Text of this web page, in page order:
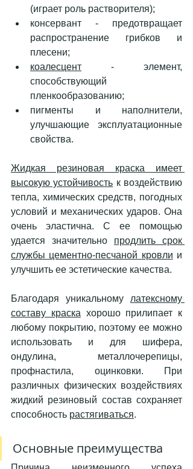
(играет роль растворителя);
консервант - предотвращает
распространение грибков и
плесени;
коалесцент - элемент,
способствующий
пленкообразованию;
пигменты и наполнители,
улучшающие эксплуатационные
свойства.
Жидкая резиновая краска имеет
высокую устойчивость к воздействию
тепла, химических средств, погодных
условий и механических ударов. Она
очень эластична. С ее помощью
удается значительно продлить срок
службы цементно-песчаной кровли и
улучшить ее эстетические качества.
Благодаря уникальному латексному
составу краска хорошо прилипает к
любому покрытию, поэтому ее можно
использовать и для шифера,
ондулина, металлочерепицы,
профнастила, оцинковки. При
различных физических воздействиях
жидкий резиновый состав сохраняет
способность растягиваться.
Основные преимущества